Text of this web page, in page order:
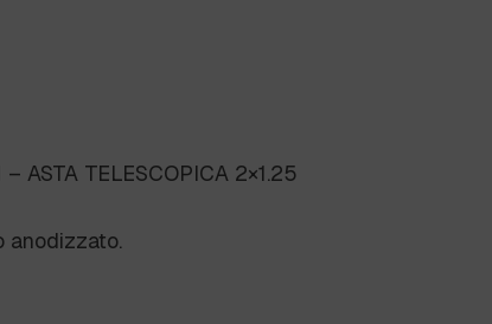
ASTA TELESCOPICA 2×1.25
anodizzato.